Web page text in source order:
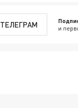
ТЕЛЕГРАМ и